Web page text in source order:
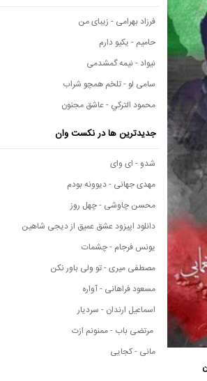
فرزاد بهرامی - زیبای من
حامیم - یکیو دارم
نیواد - نیمه گمشدمی
سامی لو - تلخم همچو شراب
محمود التركي - عاشق مجنون
جدیدترین ها در نکست وان
شدو - ای وای
مهدی جهانی - دیوونه بودم
محسن چاوشی - چهل روز
دانلود اپیزود عشق عمیق از دیجی شاهین
یونس فرجام - چشمات
مصطفی میری - تو ولی باور نکن
مسعود فراهانی - آواره
اسماعیل ارندان - سردیار
مرتضی باب - ممنونم ازت
مانی - کجایی